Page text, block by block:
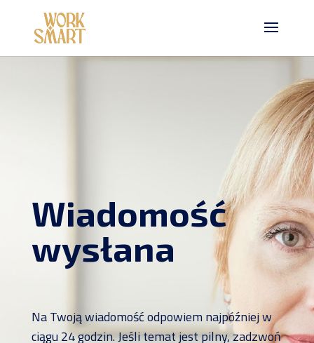
Wiadomość
wysłana
Na Twoją wiadomość odpowiem najpóźniej w
ciągu 24 godzin. Jeśli temat jest pilny, zadzwoń